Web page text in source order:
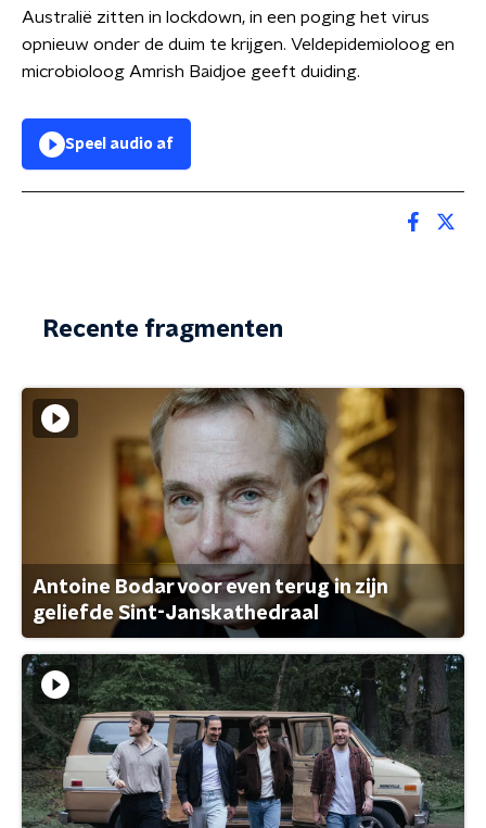
Australië zitten in lockdown, in een poging het virus
opnieuw onder de duim te krijgen. Veldepidemioloog en
microbioloog Amrish Baidjoe geeft duiding.
Speel audio af
Recente fragmenten
Antoine Bodar voor even terug in zijn
geliefde Sint-Janskathedraal